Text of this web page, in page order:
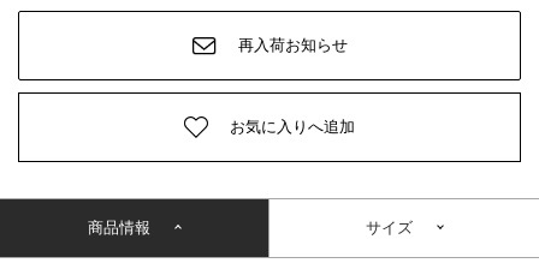
再入荷お知らせ
お気に入りへ追加
商品情報 サイズ